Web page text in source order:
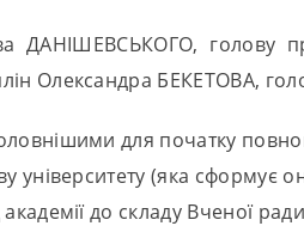
ДАНІШЕВСЬКОГО, голову
Олександра БЕКЕТОВА,
для початку
(яка сформує
до складу Вченої ради